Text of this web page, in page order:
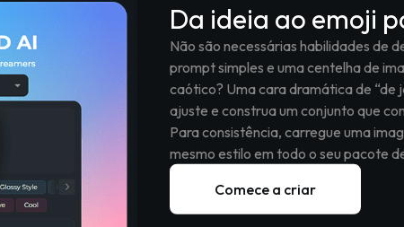
Da ideia ao emoji
Não são necessárias habilidades de
prompt simples e uma centelha de
caótico? Uma cara dramática de “de
ajuste e construa um conjunto que
Para consistência, carregue uma
mesmo estilo em todo o seu pacote
Comece a criar